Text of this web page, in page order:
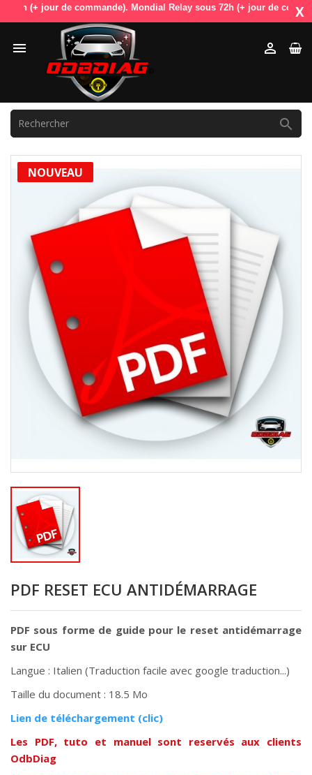
(+ jour de commande). Mondial Relay sous 72h (+ jour de X
 

NOUVEAU
PDF RESET ECU ANTIDÉMARRAGE
PDF sous forme de guide pour le reset antidémarrage
sur ECU
Langue : Italien (Traduction facile avec google traduction...)
Taille du document : 18.5 Mo
Lien de téléchargement (clic)
Les PDF, tuto et manuel sont reservés aux clients
OdbDiag